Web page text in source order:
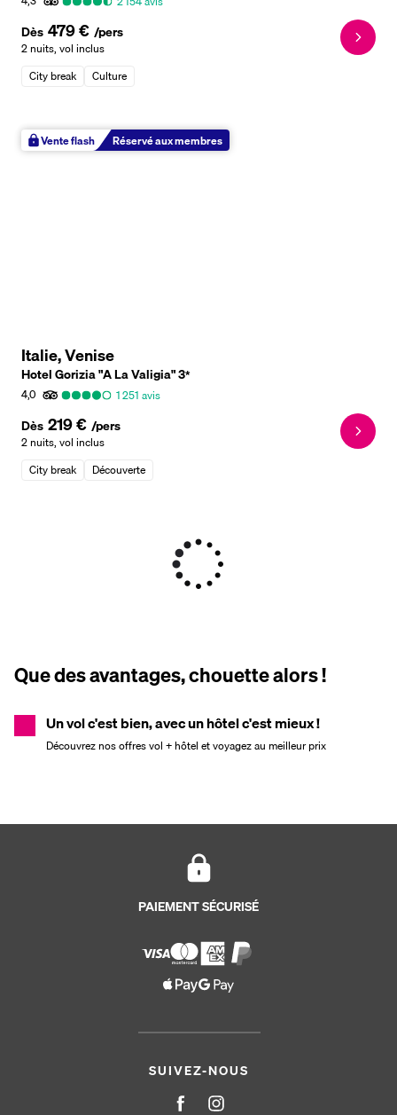
Dès 479 € /pers
2 nuits, vol inclus
City break
Culture
Vente flash Réservé aux membres
Italie, Venise
Hotel Gorizia "A La Valigia"3*
4,0
1 251 avis
Dès 219 € /pers
2 nuits, vol inclus
City break
Découverte
Que des avantages, chouette alors !
Un vol c'est bien, avec un hôtel c'est mieux !
Découvrez nos offres vol + hôtel et voyagez au meilleur prix
PAIEMENT SÉCURISÉ
SUIVEZ-NOUS